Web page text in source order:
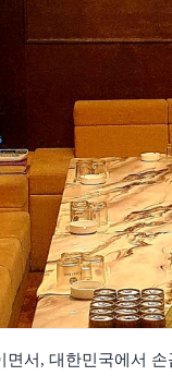
서, 대한민국에서